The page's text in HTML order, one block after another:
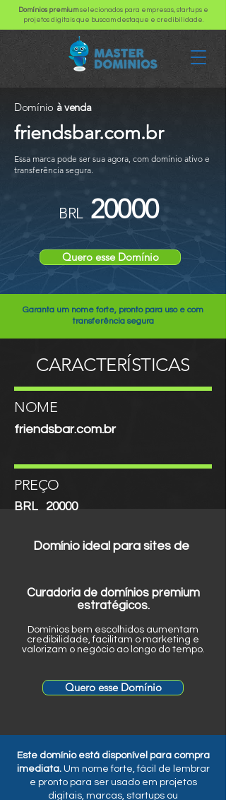
Domínios premiumselecionados para empresas, startups e
projetos digitais que buscam destaque e credibilidade.
Domínio à venda
friendsbar.com.br
Essa marca pode ser sua agora, com domínio ativo e
transferência segura.
BRL 20000
Quero esse Domínio
Garanta um nome forte, pronto para uso e com
transferência segura
CARACTERÍSTICAS
NOME
friendsbar.com.br
PREÇO
BRL 20000
Domínio ideal para sites de
Curadoria de domínios premium
estratégicos.
Domínios bem escolhidos aumentam
credibilidade, facilitam o marketing e
valorizam o negócio ao longo do tempo.
Quero esse Domínio
Este domínio está disponível para compra
imediata. Um nome forte, fácil de lembrar
e pronto para ser usado em projetos
digitais, marcas, startups ou